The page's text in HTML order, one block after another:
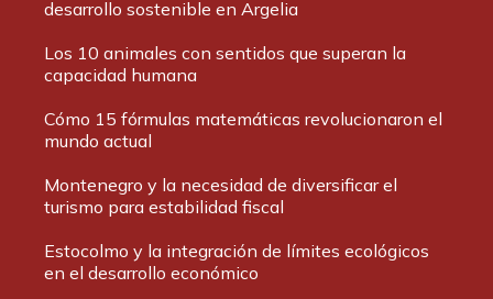
desarrollo sostenible en Argelia
Los 10 animales con sentidos que superan la
capacidad humana
Cómo 15 fórmulas matemáticas revolucionaron el
mundo actual
Montenegro y la necesidad de diversificar el
turismo para estabilidad fiscal
Estocolmo y la integración de límites ecológicos
en el desarrollo económico